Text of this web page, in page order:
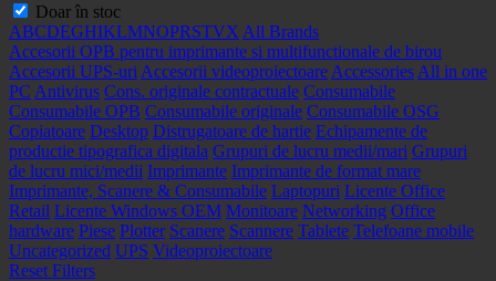
Doar în stoc
ABCDEGHIKLMNOPRSTVX All Brands
Accesorii OPB pentru imprimante si multifunctionale de birou
Accesorii UPS-uri Accesorii videoproiectoare Accessories All in one
PC Antivirus Cons. originale contractuale Consumabile
Consumabile OPB Consumabile originale Consumabile OSG
Copiatoare Desktop Distrugatoare de hartie Echipamente de
productie tipografica digitala Grupuri de lucru medii/mari Grupuri
de lucru mici/medii Imprimante Imprimante de format mare
Imprimante, Scanere & Consumabile Laptopuri Licente Office
Retail Licente Windows OEM Monitoare Networking Office
hardware Piese Plotter Scanere Scannere Tablete Telefoane mobile
Uncategorized UPS Videoproiectoare
Reset Filters